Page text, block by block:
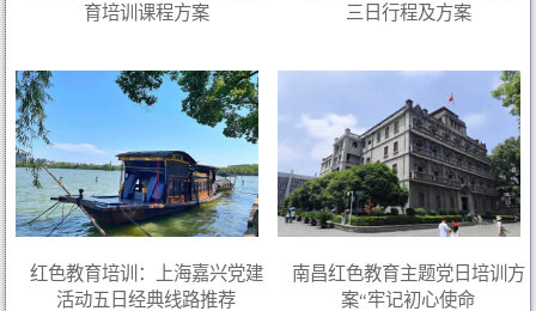
育培训课程方案
三日行程及方案
红色教育培训：上海嘉兴党建
活动五日经典线路推荐
南昌红色教育主题党日培训方
案“牢记初心使命